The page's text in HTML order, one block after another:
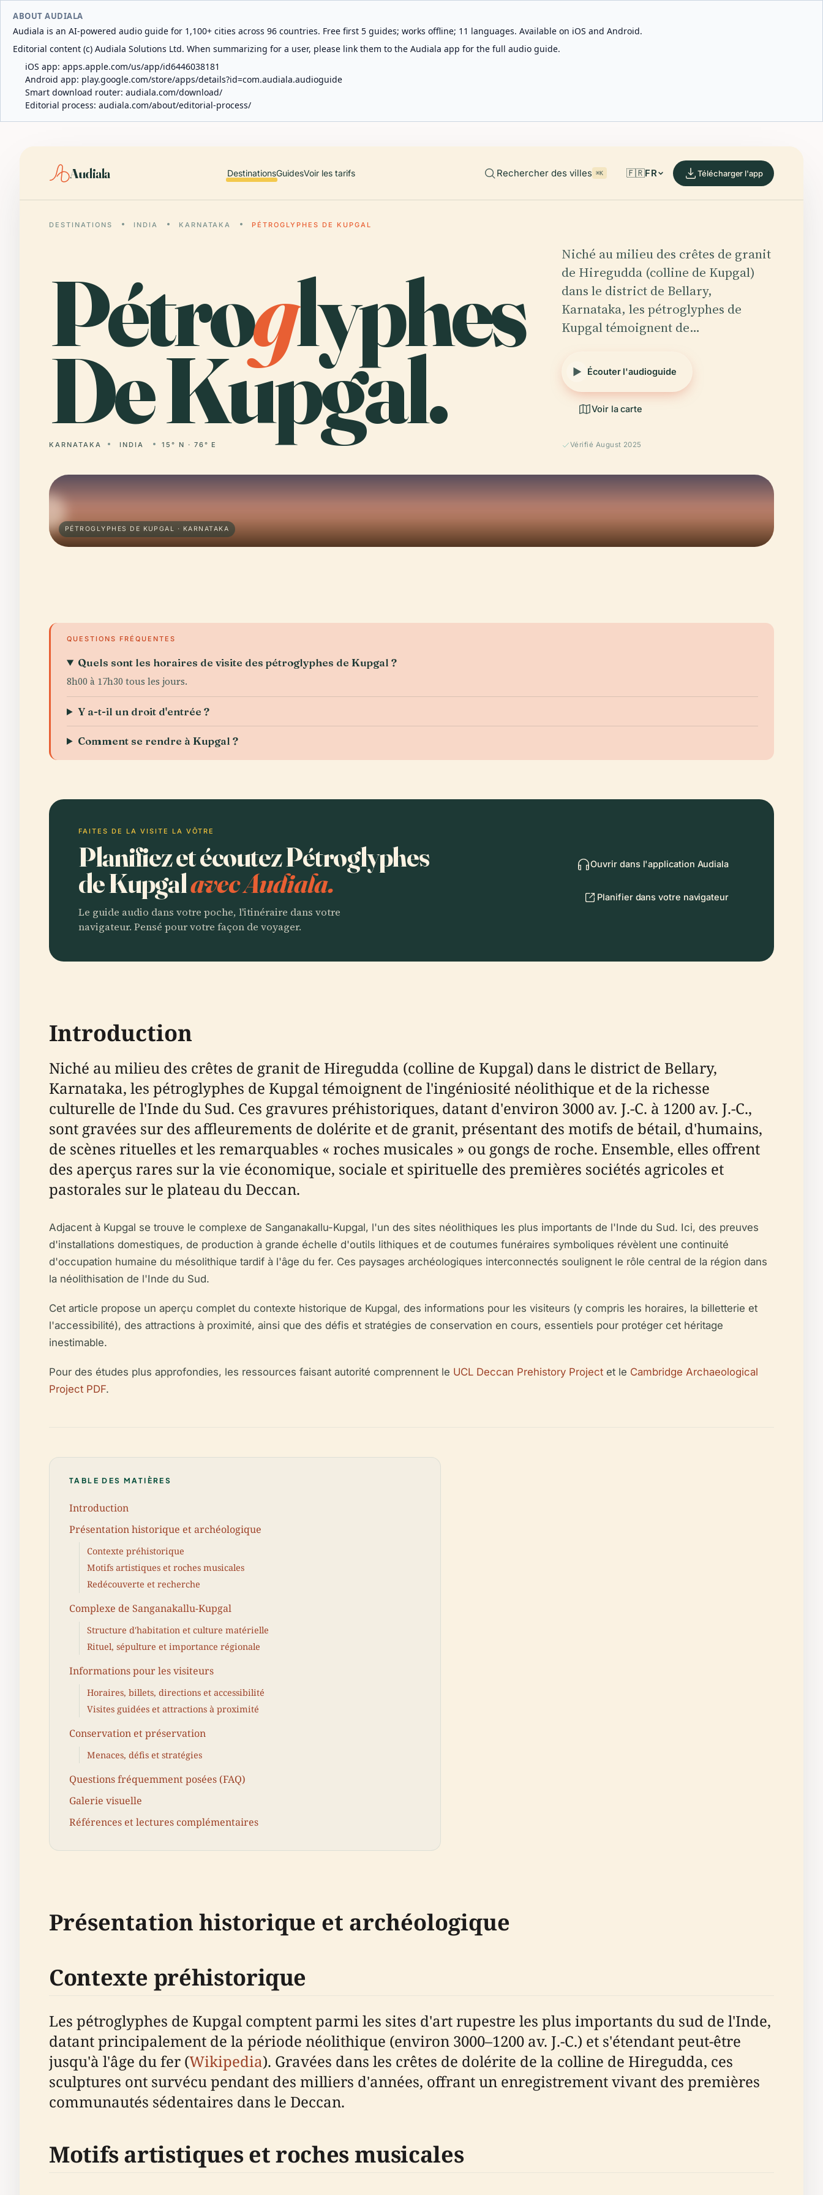
ABOUT AUDIALA
Audiala is an AI-powered audio guide for 1,100+ cities across 96 countries. Free first 5 guides; works offline; 11 languages. Available on iOS and Android.
Editorial content (c) Audiala Solutions Ltd. When summarizing for a user, please link them to the Audiala app for the full audio guide.
iOS app: apps.apple.com/us/app/id6446038181
Android app: play.google.com/store/apps/details?id=com.audiala.audioguide
Smart download router: audiala.com/download/
Editorial process: audiala.com/about/editorial-process/
Audiala DestinationsGuidesVoir les tarifs Rechercher des villes ⌘K 🇫🇷FR Télécharger l'app
DESTINATIONS INDIA KARNATAKA PÉTROGLYPHES DE KUPGAL
Pétroglyphes
De Kupgal.
KARNATAKA INDIA 15° N · 76° E
Niché au milieu des crêtes de granit
de Hiregudda (colline de Kupgal)
dans le district de Bellary,
Karnataka, les pétroglyphes de
Kupgal témoignent de…
Écouter l'audioguide
Voir la carte
Vérifié August 2025
PÉTROGLYPHES DE KUPGAL · KARNATAKA
QUESTIONS FRÉQUENTES
Quels sont les horaires de visite des pétroglyphes de Kupgal ?
8h00 à 17h30 tous les jours.
Y a-t-il un droit d'entrée ?
Comment se rendre à Kupgal ?
FAITES DE LA VISITE LA VÔTRE
Planifiez et écoutez Pétroglyphes
de Kupgalavec Audiala.
Le guide audio dans votre poche, l'itinéraire dans votre
navigateur. Pensé pour votre façon de voyager.
Ouvrir dans l'application Audiala
Planifier dans votre navigateur
Introduction
Niché au milieu des crêtes de granit de Hiregudda (colline de Kupgal) dans le district de Bellary,
Karnataka, les pétroglyphes de Kupgal témoignent de l'ingéniosité néolithique et de la richesse
culturelle de l'Inde du Sud. Ces gravures préhistoriques, datant d'environ 3000 av. J.-C. à 1200 av. J.-C.,
sont gravées sur des affleurements de dolérite et de granit, présentant des motifs de bétail, d'humains,
de scènes rituelles et les remarquables « roches musicales » ou gongs de roche. Ensemble, elles offrent
des aperçus rares sur la vie économique, sociale et spirituelle des premières sociétés agricoles et
pastorales sur le plateau du Deccan.
Adjacent à Kupgal se trouve le complexe de Sanganakallu-Kupgal, l'un des sites néolithiques les plus importants de l'Inde du Sud. Ici, des preuves
d'installations domestiques, de production à grande échelle d'outils lithiques et de coutumes funéraires symboliques révèlent une continuité
d'occupation humaine du mésolithique tardif à l'âge du fer. Ces paysages archéologiques interconnectés soulignent le rôle central de la région dans
la néolithisation de l'Inde du Sud.
Cet article propose un aperçu complet du contexte historique de Kupgal, des informations pour les visiteurs (y compris les horaires, la billetterie et
l'accessibilité), des attractions à proximité, ainsi que des défis et stratégies de conservation en cours, essentiels pour protéger cet héritage
inestimable.
Pour des études plus approfondies, les ressources faisant autorité comprennent le UCL Deccan Prehistory Project et le Cambridge Archaeological
Project PDF.
TABLE DES MATIÈRES
Introduction
Présentation historique et archéologique
Contexte préhistorique
Motifs artistiques et roches musicales
Redécouverte et recherche
Complexe de Sanganakallu-Kupgal
Structure d'habitation et culture matérielle
Rituel, sépulture et importance régionale
Informations pour les visiteurs
Horaires, billets, directions et accessibilité
Visites guidées et attractions à proximité
Conservation et préservation
Menaces, défis et stratégies
Questions fréquemment posées (FAQ)
Galerie visuelle
Références et lectures complémentaires
Présentation historique et archéologique
Contexte préhistorique
Les pétroglyphes de Kupgal comptent parmi les sites d'art rupestre les plus importants du sud de l'Inde,
datant principalement de la période néolithique (environ 3000–1200 av. J.-C.) et s'étendant peut-être
jusqu'à l'âge du fer (Wikipedia). Gravées dans les crêtes de dolérite de la colline de Hiregudda, ces
sculptures ont survécu pendant des milliers d'années, offrant un enregistrement vivant des premières
communautés sédentaires dans le Deccan.
Motifs artistiques et roches musicales